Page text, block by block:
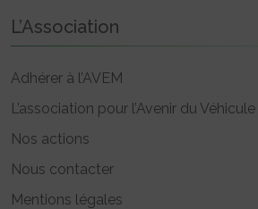
L’Association
Adhérer à l’AVEM
L’association pour l’Avenir du
Nos actions
Nous contacter
Mentions légales